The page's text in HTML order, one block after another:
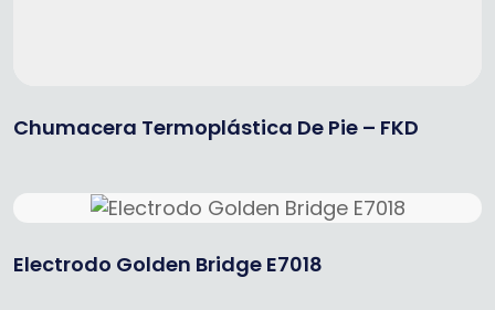
Chumacera Termoplástica De Pie – FKD
Electrodo Golden Bridge E7018